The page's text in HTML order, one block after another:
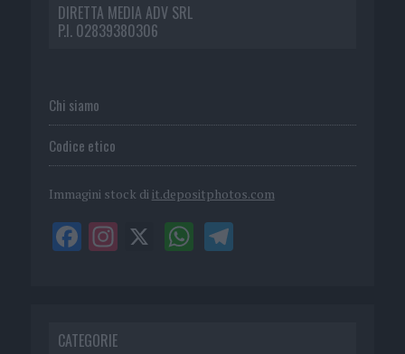
DIRETTA MEDIA ADV SRL
P.I. 02839380306
Chi siamo
Codice etico
Immagini stock di it.depositphotos.com
CATEGORIE